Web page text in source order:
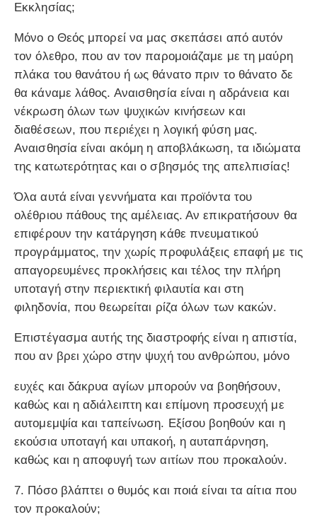
Εκκλησίας;
Μόνο ο Θεός μπορεί να μας σκεπάσει από αυτόν
τον όλεθρο, που αν τον παρομοιάζαμε με τη μαύρη
πλάκα του θανάτου ή ως θάνατο πριν το θάνατο δε
θα κάναμε λάθος. Αναισθησία είναι η αδράνεια και
νέκρωση όλων των ψυχικών κινήσεων και
διαθέσεων, που περιέχει η λογική φύση μας.
Αναισθησία είναι ακόμη η αποβλάκωση, τα ιδιώματα
της κατωτερότητας και ο σβησμός της απελπισίας!
Όλα αυτά είναι γεννήματα και προϊόντα του
ολέθριου πάθους της αμέλειας. Αν επικρατήσουν θα
επιφέρουν την κατάργηση κάθε πνευματικού
προγράμματος, την χωρίς προφυλάξεις επαφή με τις
απαγορευμένες προκλήσεις και τέλος την πλήρη
υποταγή στην περιεκτική φιλαυτία και στη
φιληδονία, που θεωρείται ρίζα όλων των κακών.
Επιστέγασμα αυτής της διαστροφής είναι η απιστία,
που αν βρει χώρο στην ψυχή του ανθρώπου, μόνο
ευχές και δάκρυα αγίων μπορούν να βοηθήσουν,
καθώς και η αδιάλειπτη και επίμονη προσευχή με
αυτομεμψία και ταπείνωση. Εξίσου βοηθούν και η
εκούσια υποταγή και υπακοή, η αυταπάρνηση,
καθώς και η αποφυγή των αιτίων που προκαλούν.
7. Πόσο βλάπτει ο θυμός και ποιά είναι τα αίτια που
τον προκαλούν;